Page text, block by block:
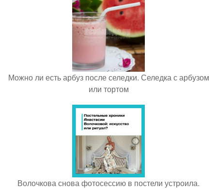
Можно ли есть арбуз после селедки. Селедка с арбузом
или тортом
Волочкова снова фотосессию в постели устроила.